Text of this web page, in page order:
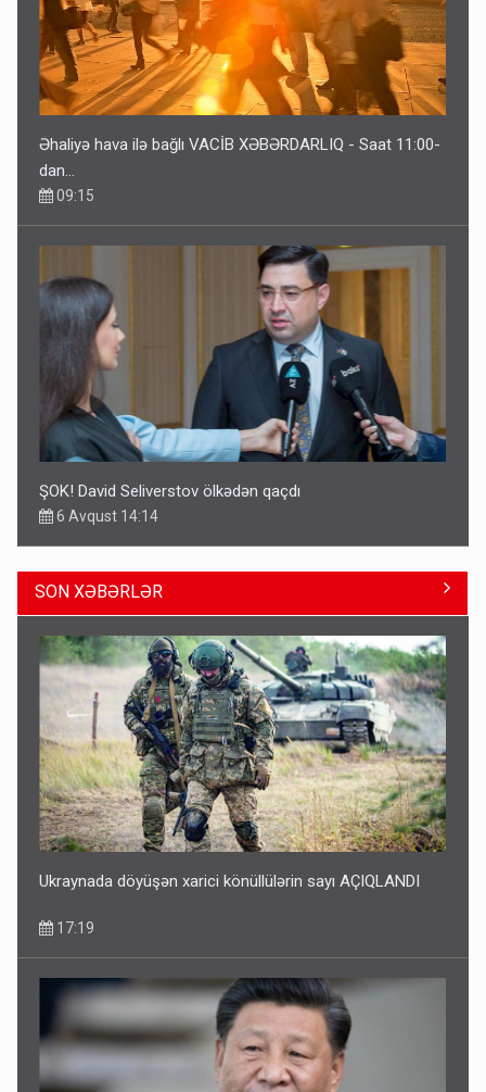
Əhaliyə hava ilə bağlı VACİB XƏBƏRDARLIQ - Saat 11:00-
dan…
09:15
ŞOK! David Seliverstov ölkədən qaçdı
6 Avqust 14:14
Geri çağırılan səfir Abel Məhərrəmovun oğludur - DOSYE
14:07
SON XƏBƏRLƏR
Ukraynada döyüşən xarici könüllülərin sayı AÇIQLANDI
17:19